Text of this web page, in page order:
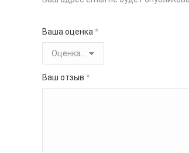
Ваша оценка*
Ваш отзыв *